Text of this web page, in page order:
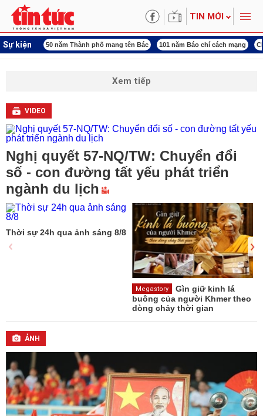
TIN MỚI
Sự kiện
ương 3 50 năm Thành phố mang tên Bác 101 năm Báo chí cách mạng
Xem tiếp
VIDEO
Nghị quyết 57-NQ/TW: Chuyển đổi
số - con đường tất yếu phát triển
ngành du lịch
Thời sự 24h qua ảnh sáng 8/8
Megastory
Gìn giữ kinh lá
buông của người Khmer theo
dòng chảy thời gian
ẢNH